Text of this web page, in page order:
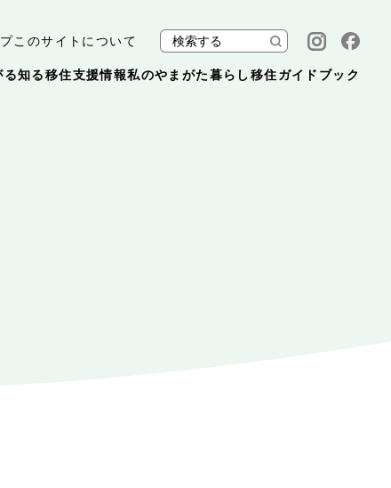
このサイトについて
る知る移住支援情報私のやまがた暮らし移住ガイドブック